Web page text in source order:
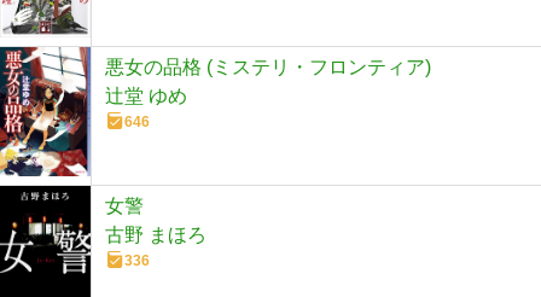
悪女の品格 (ミステリ・フロンティア)
辻堂 ゆめ
646
女警
古野 まほろ
336